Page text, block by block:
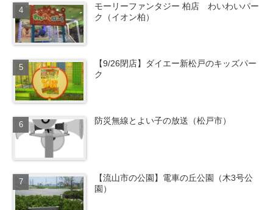
モーリーファンタジー 柏店 わいわいパー
ク（イオン柏）
【9/26閉店】ダイエー新松戸のキッズパー
ク
防災無線とよい子の放送（松戸市）
【流山市の公園】電車の丘公園（木3号公
園）